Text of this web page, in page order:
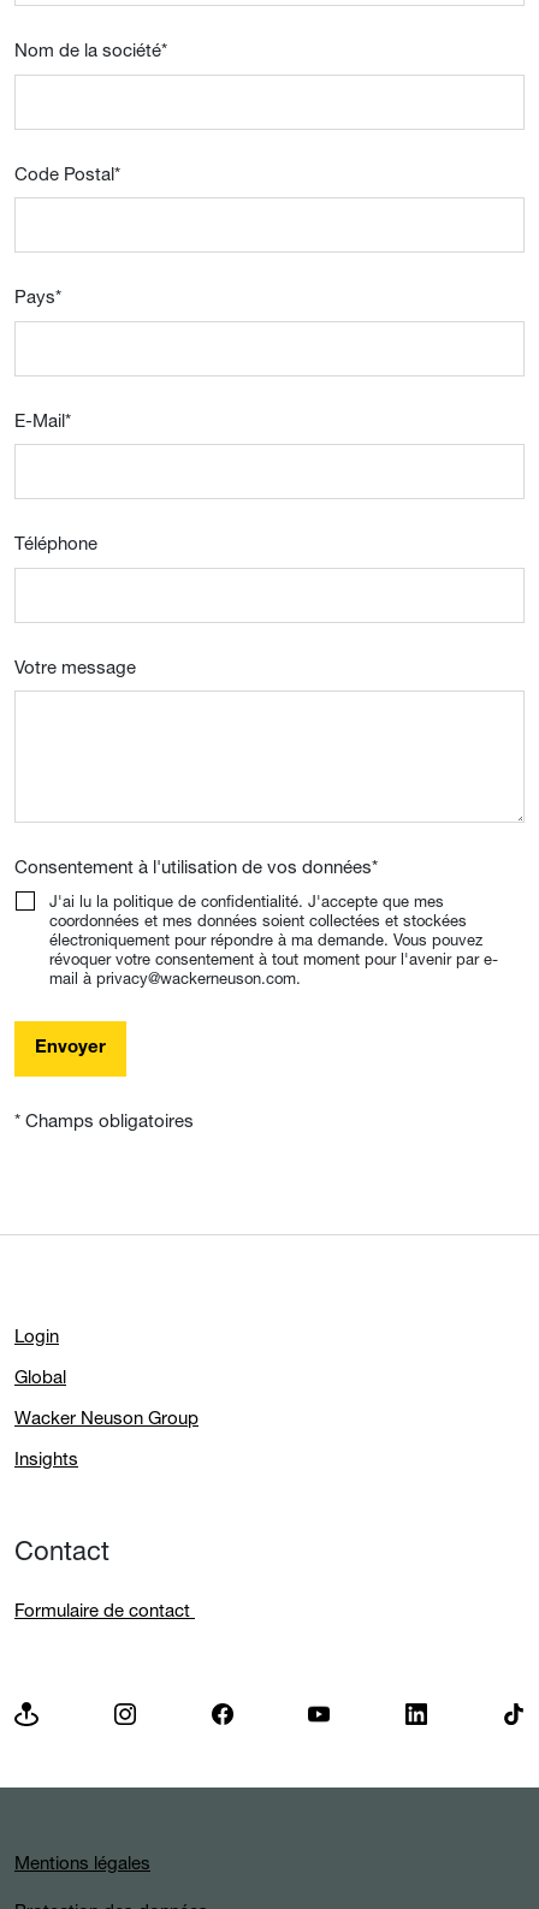
Nom de la société*
Code Postal*
Pays*
E-Mail*
Téléphone
Votre message
Consentement à l'utilisation de vos données*
J'ai lu la politique de confidentialité. J'accepte que mes
coordonnées et mes données soient collectées et stockées
électroniquement pour répondre à ma demande. Vous pouvez
révoquer votre consentement à tout moment pour l'avenir par e-
mail à privacy@wackerneuson.com.
Envoyer
* Champs obligatoires
Login
Global
Wacker Neuson Group
Insights
Contact
Formulaire de contact
Mentions légales